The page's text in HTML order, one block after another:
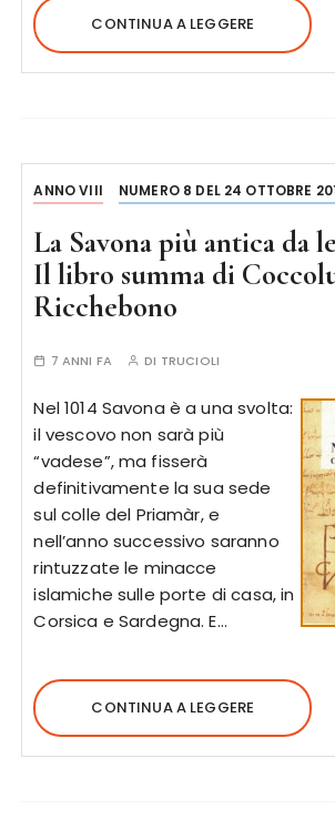
CONTINUA A LEGGERE
ANNO VIII NUMERO 8 DEL 24 OTTOBRE
La Savona più antica da
Il libro summa di
Ricchebono
7 ANNI FA DI TRUCIOLI
Nel 1014 Savona è a una svolta:
il vescovo non sarà più
“vadese”, ma fisserà
definitivamente la sua sede
sul colle del Priamàr, e
nell’anno successivo saranno
rintuzzate le minacce
islamiche sulle porte di casa, in
Corsica e Sardegna. E…
CONTINUA A LEGGERE